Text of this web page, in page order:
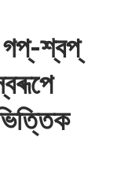
গপ্-শ্বপ্